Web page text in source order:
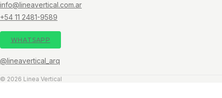
info@lineavertical.com.ar
+54 11 2481-9589
WHATSAPP
@lineavertical_arq
© 2026 Linea Vertical